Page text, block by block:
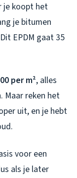
je koopt het
je bitumen
EPDM gaat 35
per m², alles
Maar reken het
uit, en je hebt
voor een
als je later